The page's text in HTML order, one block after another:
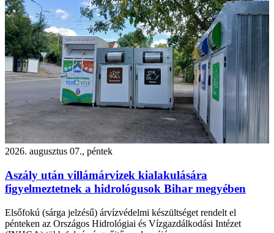
2026. augusztus 07., péntek
Aszály után villámárvizek kialakulására
figyelmeztetnek a hidrológusok Bihar megyében
Elsőfokú (sárga jelzésű) árvízvédelmi készültséget rendelt el
pénteken az Országos Hidrológiai és Vízgazdálkodási Intézet